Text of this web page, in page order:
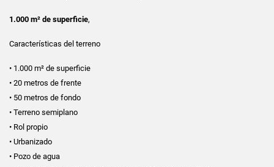
1.000 m² de superficie,
Características del terreno
• 1.000 m² de superficie
• 20 metros de frente
• 50 metros de fondo
• Terreno semiplano
• Rol propio
• Urbanizado
• Pozo de agua